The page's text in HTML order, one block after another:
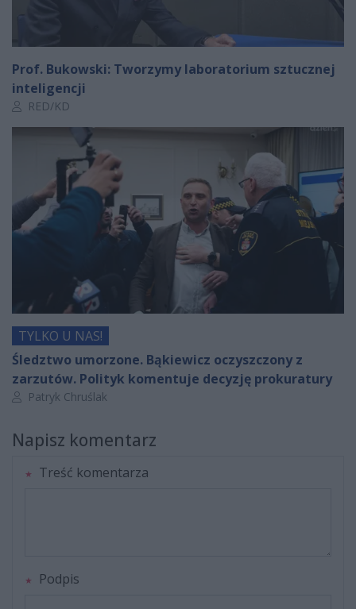
Prof. Bukowski: Tworzymy laboratorium sztucznej
inteligencji
Autor artykułu:
RED/KD
TYLKO U NAS!
Śledztwo umorzone. Bąkiewicz oczyszczony z
zarzutów. Polityk komentuje decyzję prokuratury
Autor artykułu:
Patryk Chruślak
Napisz komentarz
Treść komentarza
Podpis